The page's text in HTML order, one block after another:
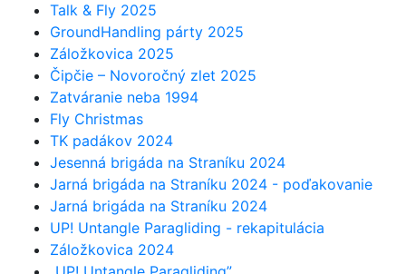
Talk & Fly 2025
GroundHandling párty 2025
Záložkovica 2025
Čipčie – Novoročný zlet 2025
Zatváranie neba 1994
Fly Christmas
TK padákov 2024
Jesenná brigáda na Straníku 2024
Jarná brigáda na Straníku 2024 - poďakovanie
Jarná brigáda na Straníku 2024
UP! Untangle Paragliding - rekapitulácia
Záložkovica 2024